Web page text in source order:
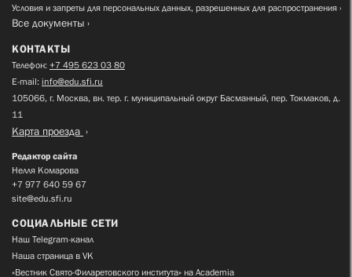
Условия и запреты для персональных данных, разрешенных для распространения
Все документы
КОНТАКТЫ
Телефон: +7 495 623 03 80
E-mail: info@edu.sfi.ru
105066, г. Москва, вн. тер. г. муниципальный округ Басманный, пер. Токмаков, д.
11
Карта проезда
Редактор сайта
Нелля Комарова
+7 977 640 59 67
site@edu.sfi.ru
СОЦИАЛЬНЫЕ СЕТИ
Наш Telegram-канал
Наша страница в VK
«Вестник Свято-Филаретовского института» на Academia